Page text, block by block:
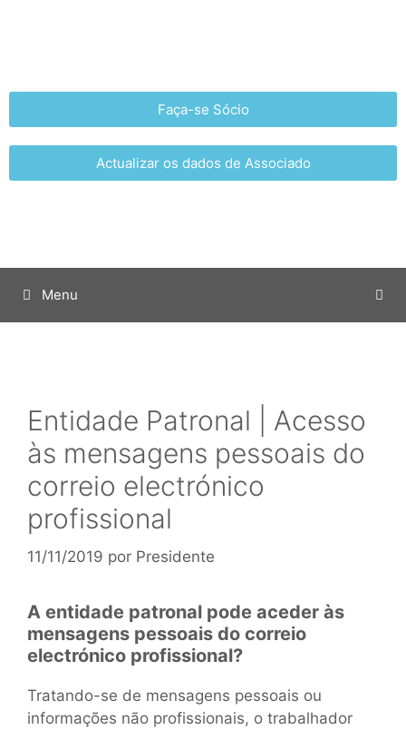
Faça-se Sócio
Actualizar os dados de Associado
Menu
Entidade Patronal | Acesso
às mensagens pessoais do
correio electrónico
profissional
11/11/2019 por Presidente
A entidade patronal pode aceder às
mensagens pessoais do correio
electrónico profissional?
Tratando-se de mensagens pessoais ou
informações não profissionais, o trabalhador